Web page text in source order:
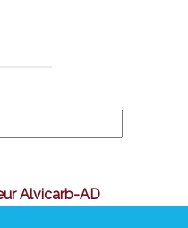
Alvicarb-AD